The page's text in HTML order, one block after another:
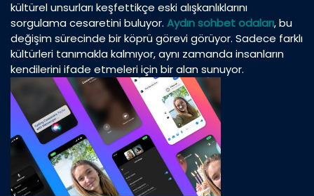
kültürel unsurları keşfettikçe eski alışkanlıklarını
sorgulama cesaretini buluyor. Aydın sohbet odaları, bu
değişim sürecinde bir köprü görevi görüyor. Sadece farklı
kültürleri tanımakla kalmıyor, aynı zamanda insanların
kendilerini ifade etmeleri için bir alan sunuyor.